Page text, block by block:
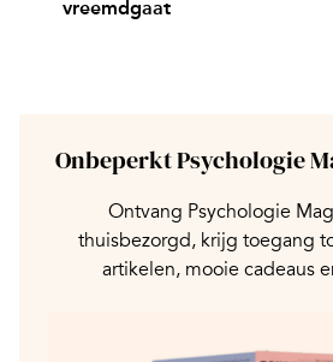
vreemdgaat
Onbeperkt Psychologie
Ontvang Psychologie
thuisbezorgd, krijg toegang
artikelen, mooie cadeaus